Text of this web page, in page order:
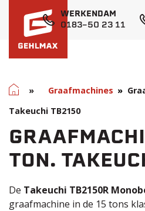
WERKENDAM
0183-50 23 11
Home
» Graafmachines
Takeuchi TB2150
TON.
De Takeuchi TB2150R
graafmachine in de 15 tons